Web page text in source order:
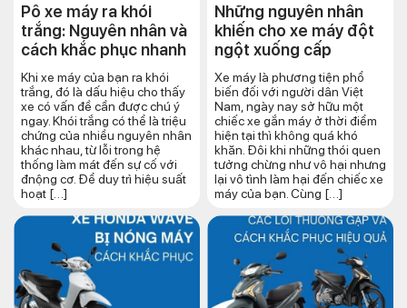
Pô xe máy ra khói
trắng: Nguyên nhân và
cách khắc phục nhanh
Khi xe máy của bạn ra khói
trắng, đó là dấu hiệu cho thấy
xe có vấn đề cần được chú ý
ngay. Khói trắng có thể là triệu
chứng của nhiều nguyên nhân
khác nhau, từ lỗi trong hệ
thống làm mát đến sự cố với
đnộng cơ. Để duy trì hiệu suất
hoạt […]
Những nguyên nhân
khiến cho xe máy đột
ngột xuống cấp
Xe máy là phương tiện phổ
biến đối với người dân Việt
Nam, ngày nay sở hữu một
chiếc xe gắn máy ở thời điểm
hiện tại thì không quá khó
khăn. Đôi khi những thói quen
tưởng chừng như vô hại nhưng
lại vô tình làm hại đến chiếc xe
máy của bạn. Cùng […]